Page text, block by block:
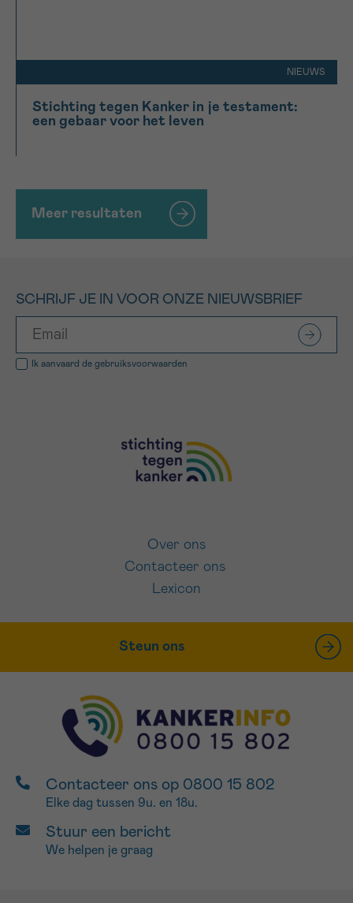
NIEUWS
Stichting tegen Kanker in je testament:
een gebaar voor het leven
Meer resultaten
SCHRIJF JE IN VOOR ONZE NIEUWSBRIEF
Ik aanvaard de gebruiksvoorwaarden
Over ons
Contacteer ons
Lexicon
Steun ons
Contacteer ons op 0800 15 802
Elke dag tussen 9u. en 18u.
Stuur een bericht
We helpen je graag